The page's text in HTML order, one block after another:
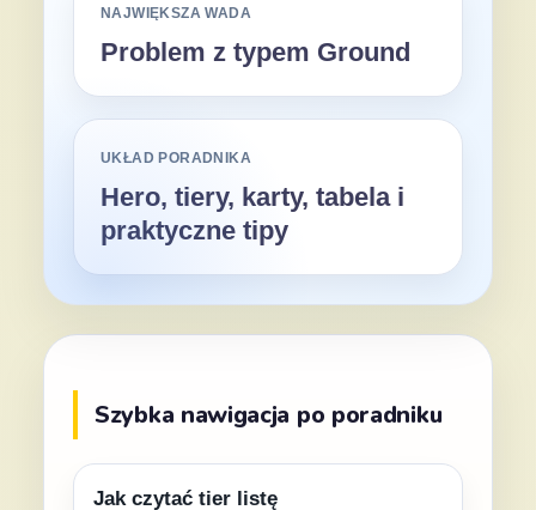
NAJWIĘKSZA WADA
Problem z typem Ground
UKŁAD PORADNIKA
Hero, tiery, karty, tabela i
praktyczne tipy
Szybka nawigacja po poradniku
Jak czytać tier listę